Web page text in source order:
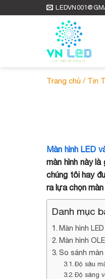
Trang chủ / Tin
Màn hình LED
màn hình này
chúng tôi hay
ra lựa chọn
Danh mục
Màn hình
Màn hình
So sánh màn
Độ sâu
Độ sáng